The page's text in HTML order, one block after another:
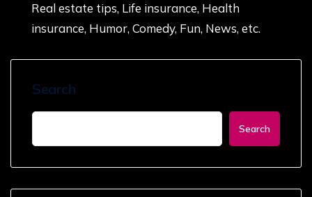
Real estate tips, Life insurance, Health
insurance, Humor, Comedy, Fun, News, etc.
Search
Search